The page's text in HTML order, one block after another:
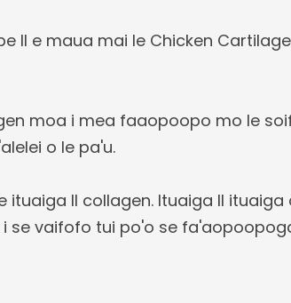
II e maua mai le Chicken
moa i mea faaopoopo mo le
o le pa'u.
ituaiga II collagen. Ituaiga II
vaifofo tui po'o se